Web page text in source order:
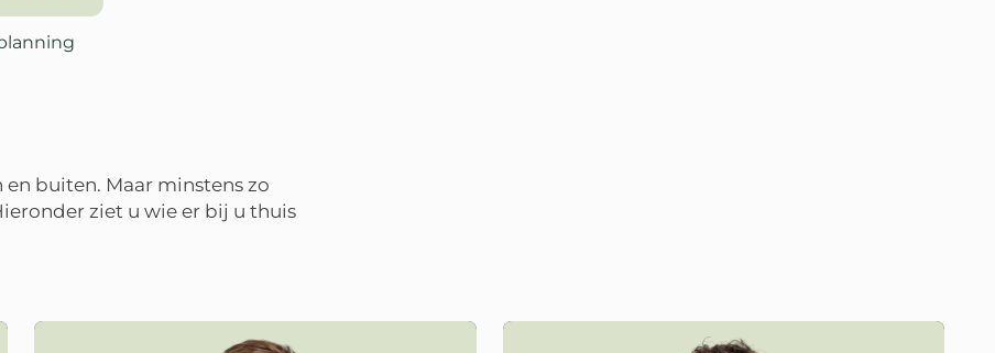
buiten. Maar minstens zo
ziet u wie er bij u thuis